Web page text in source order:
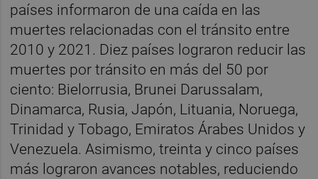
países informaron de una caída en las
muertes relacionadas con el tránsito entre
2010 y 2021. Diez países lograron reducir las
muertes por tránsito en más del 50 por
ciento: Bielorrusia, Brunei Darussalam,
Dinamarca, Rusia, Japón, Lituania, Noruega,
Trinidad y Tobago, Emiratos Árabes Unidos y
Venezuela. Asimismo, treinta y cinco países
más lograron avances notables, reduciendo